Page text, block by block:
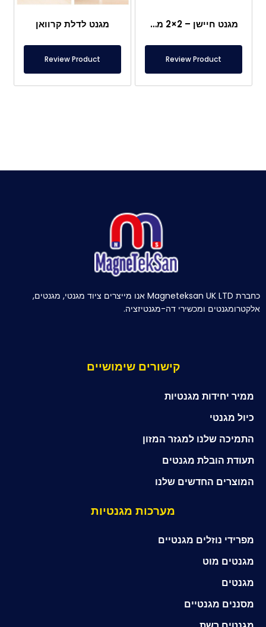
מגנט חיישן – 2×2 מ"מ
Review Product
מגנט לדלת קרוואן
Review Product
כחברת Magneteksan UK LTD אנו מייצרים ציוד מגנטי, מגנטים,
אלקטרומגנטים ומכשירי דה-מגנטיזציה.
קישורים שימושיים
ממיר יחידות מגנטיות
כיול מגנטי
התמיכה שלנו למגזר המזון
תעודת הובלת מגנטים
המוצרים החדשים שלנו
מערכות מגנטיות
מפרידי נוזלים מגנטיים
מגנטים מוט
מגנטים
מסננים מגנטיים